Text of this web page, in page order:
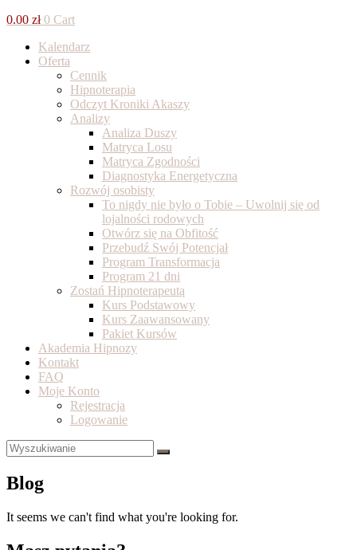
0.00 zł 0 Cart
Kalendarz
Oferta
Cennik
Hipnoterapia
Odczyt Kroniki Akaszy
Analizy
Analiza Duszy
Matryca Losu
Matryca Zgodności
Diagnostyka Energetyczna
Rozwój osobisty
To nigdy nie było o Tobie – Uwolnij się od
lojalności rodowych
Otwórz się na Obfitość
Przebudź Swój Potencjał
Program Transformacja
Program 21 dni
Zostań Hipnoterapeutą
Kurs Podstawowy
Kurs Zaawansowany
Pakiet Kursów
Akademia Hipnozy
Kontakt
FAQ
Moje Konto
Rejestracja
Logowanie
Blog
It seems we can't find what you're looking for.